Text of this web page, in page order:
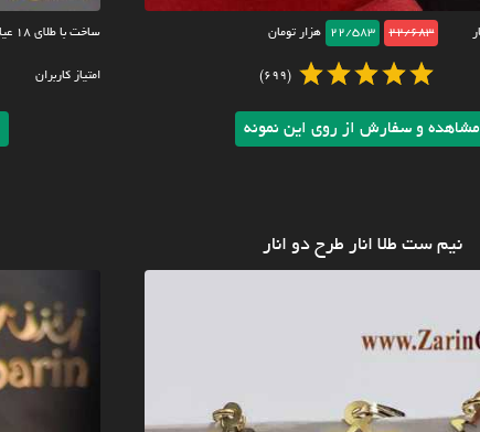
22/683
22/583 هزار تومان
(699)
مشاهده و سفارش از روی این نمونه
ساخت با طلای ۱۸ عیار
امتیاز کاربران
نیم ست طلا انار طرح دو انار